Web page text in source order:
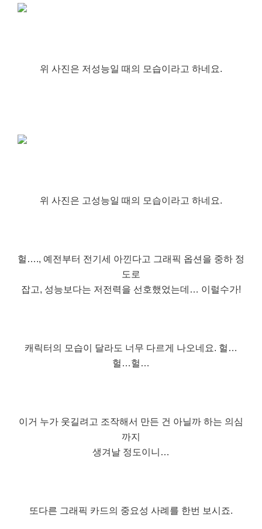
위 사진은 저성능일 때의 모습이라고 하네요.
위 사진은 고성능일 때의 모습이라고 하네요.
헐…., 예전부터 전기세 아낀다고 그래픽 옵션을 중하 정
도로
잡고, 성능보다는 저전력을 선호했었는데… 이럴수가!
캐릭터의 모습이 달라도 너무 다르게 나오네요. 헐…
헐…헐…
이거 누가 웃길려고 조작해서 만든 건 아닐까 하는 의심
까지
생겨날 정도이니…
또다른 그래픽 카드의 중요성 사례를 한번 보시죠.